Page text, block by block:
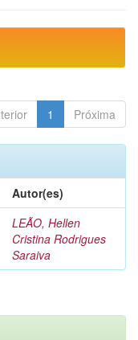
1 Próxima
Autor(es)
LEÃO, Hellen
Cristina Rodrigues
Saraiva